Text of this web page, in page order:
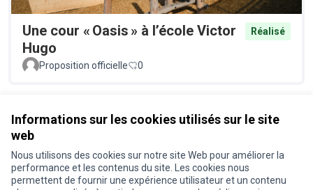
Informations sur les cookies utilisés sur le site
web
Nous utilisons des cookies sur notre site Web pour améliorer la
performance et les contenus du site. Les cookies nous
permettent de fournir une expérience utilisateur et un contenu
Une cour « Oasis » à l’école Victor
Hugo
Réalisé
Proposition officielle 0
Conditions d'utilisation
Paramètres des cookies
Je participe ! sur X
Je participe ! sur Facebook
Je participe ! sur Instagram